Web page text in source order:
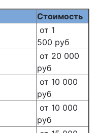
Стоимость
от 1
500 руб
от 20 000
руб
от 10 000
руб
от 10 000
руб